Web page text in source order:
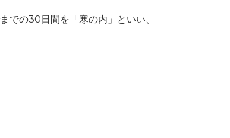
までの30日間を「寒の内」といい、